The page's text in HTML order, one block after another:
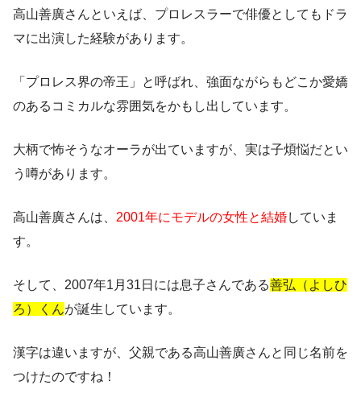
高山善廣さんといえば、プロレスラーで俳優としてもドラ
マに出演した経験があります。
「プロレス界の帝王」
と呼ばれ、強面ながらもどこか愛嬌
のあるコミカルな雰囲気をかもし出しています。
大柄で怖そうなオーラが出ていますが、実は子煩悩だとい
う噂があります。
高山善廣さんは、 2001年にモデルの女性と結婚していま
す。
そして、 2007年1月31日 には息子さんである善弘（よしひ
ろ）くんが誕生しています。
漢字は違いますが、 父親である高山善廣さんと同じ名前を
つけたのですね！